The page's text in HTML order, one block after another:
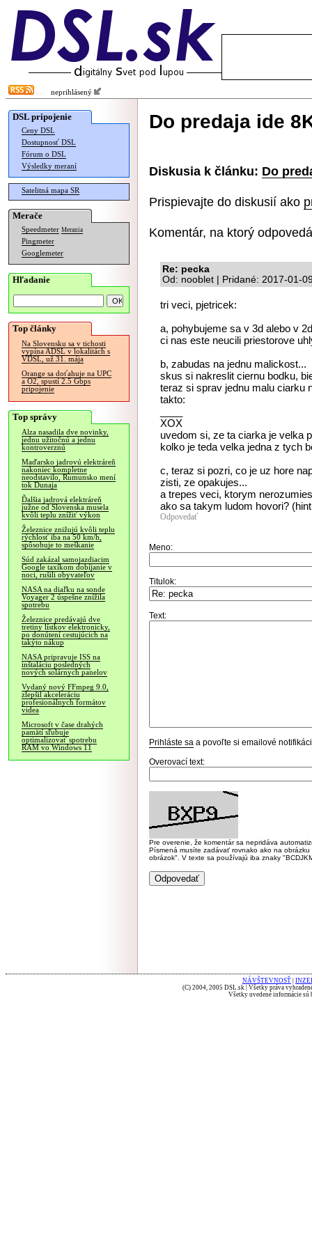
neprihlásený
DSL pripojenie
Ceny DSL
Dostupnosť DSL
Fórum o DSL
Výsledky meraní
Satelitná mapa SR
Merače
Speedmeter Merania
Pingmeter
Googlemeter
Hľadanie
Top články
Na Slovensku sa v tichosti
vypína ADSL v lokalitách s
VDSL, už 31. mája
Orange sa doťahuje na UPC
a O2, spustí 2.5 Gbps
pripojenie
Top správy
Alza nasadila dve novinky,
jednu užitočnú a jednu
kontroverznú
Maďarsko jadrovú elektráreň
nakoniec kompletne
neodstavilo, Rumunsko mení
tok Dunaja
Ďalšia jadrová elektráreň
južne od Slovenska musela
kvôli teplu znížiť výkon
Železnice znižujú kvôli teplu
rýchlosť iba na 50 km/h,
spôsobuje to meškanie
Súd zakázal samojazdiacim
Google taxíkom dobíjanie v
noci, rušili obyvateľov
NASA na diaľku na sonde
Voyager 2 úspešne znížila
spotrebu
Železnice predávajú dve
tretiny lístkov elektronicky,
po donútení cestujúcich na
takýto nákup
NASA pripravuje ISS na
inštaláciu posledných
nových solárnych panelov
Vydaný nový FFmpeg 9.0,
zlepšil akceleráciu
profesionálnych formátov
videa
Microsoft v čase drahých
pamätí sľubuje
optimalizovať spotrebu
RAM vo Windows 11
Do predaja ide
Diskusia k článku: Do
Prispievajte do diskusií ako
Komentár, na ktorý
Re: pecka
Od: nooblet | Pridané: 2017-01-
tri veci, pjetricek:
a, pohybujeme sa v 3d alebo v
ci nas este neucili priestorove
b, zabudas na jednu malickost...
skus si nakreslit ciernu bodku,
teraz si sprav jednu malu ciarku
takto:
XOX
uvedom si, ze ta ciarka je velka
kolko je teda velka jedna z tych
c, teraz si pozri, co je uz hore
zisti, ze opakujes...
a trepes veci, ktorym
ako sa takym ludom hovori?
Odpovedať
Meno:
Titulok:
Text:
Prihláste sa a povoľte si emailové
Overovací text:
Pre overenie, že komentár sa nepridáva
Písmená musíte zadávať rovnako ako na
obrázok". V texte sa používajú iba znaky
NÁVŠTEVNOSŤ
(C) 2004, 2005 DSL.sk | Všetky práva
Všetky uvedené informácie sú